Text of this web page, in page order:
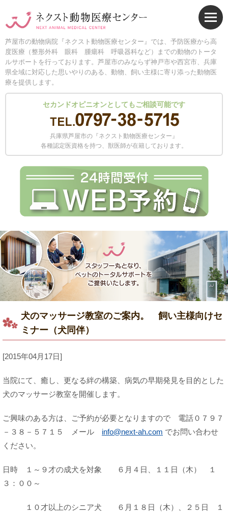
芦屋市の動物病院『ネクスト動物医療センター』では、予防医療から高
度医療（整形外科 眼科 腫瘍科 呼吸器科など）までの動物のトータ
ルサポートを行っております。芦屋市のみならず神戸市や西宮市、兵庫
県全域に対応した思いやりのある、動物、飼い主様に寄り添った動物医
療を提供します。
セカンドオピニオンとしてもご相談可能です
兵庫県芦屋市の『ネクスト動物医療センター』
各種認定医資格を持つ、獣医師が在籍しております。
犬のマッサージ教室のご案内。 飼い主様向けセ
ミナー（犬同伴）
[2015年04月17日]
当院にて、癒し、更なる絆の構築、病気の早期発見を目的とした
犬のマッサージ教室を開催します。
ご興味のある方は、ご予約が必要となりますので 電話０７９７
－３８－５７１５ メール info@next-ah.com でお問い合わせ
ください。
日時 １～９才の成犬を対象 ６月４日、１１日（木） １
３：００～
１０才以上のシニア犬 ６月１８日（木）、２５日 １